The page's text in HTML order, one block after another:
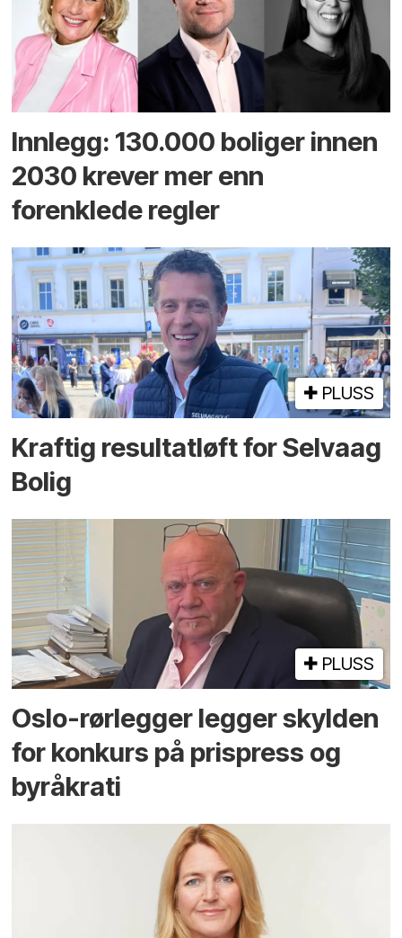
Innlegg: 130.000 boliger innen
2030 krever mer enn
forenklede regler
PLUSS
Kraftig resultatløft for Selvaag
Bolig
PLUSS
Oslo-rørlegger legger skylden
for konkurs på prispress og
byråkrati